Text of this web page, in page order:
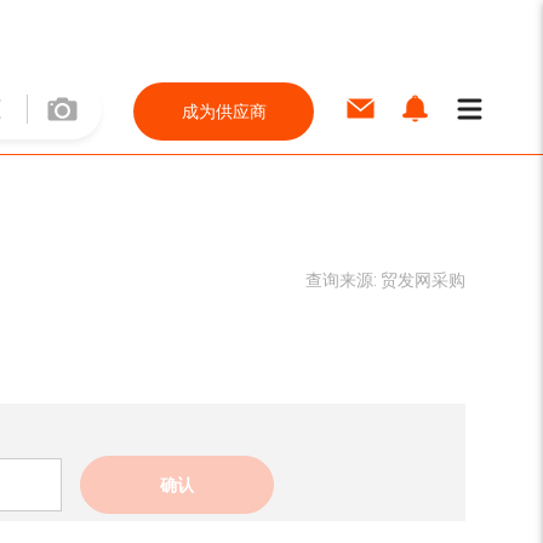
成为供应商
查询来源: 贸发网采购
确认